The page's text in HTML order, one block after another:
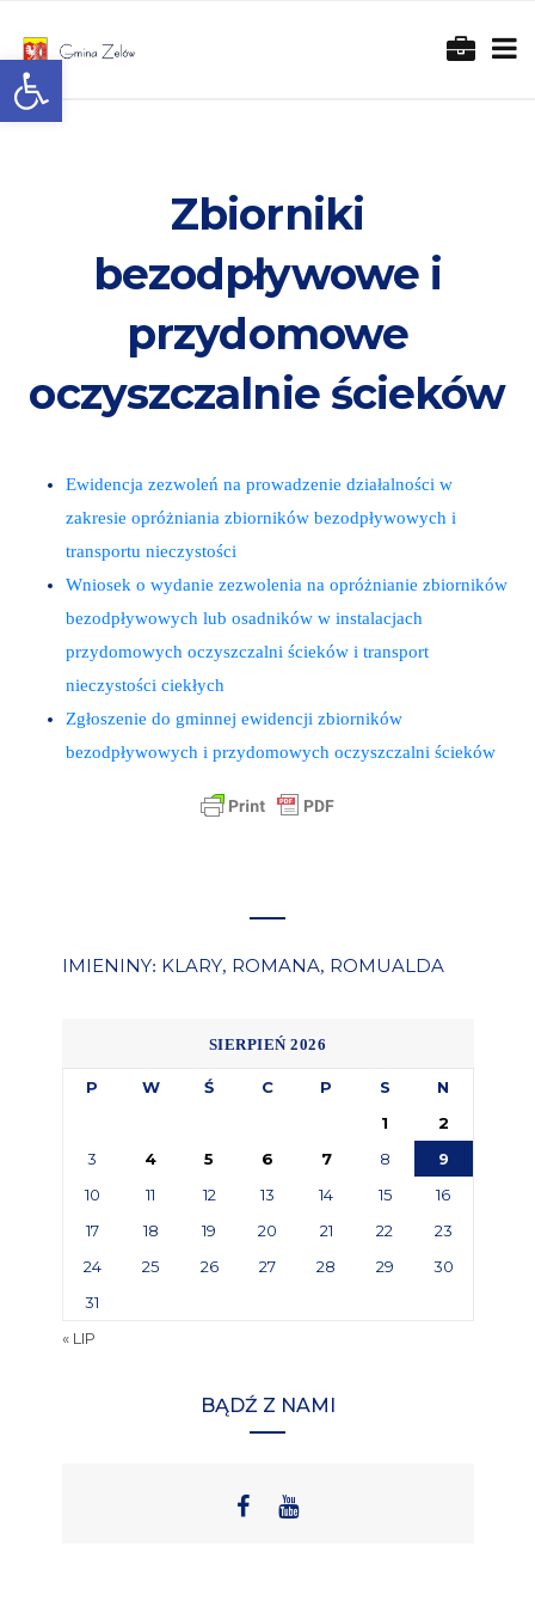
Otwórz pasek narzędzi
Zbiorniki
bezodpływowe i
przydomowe
oczyszczalnie ścieków
Ewidencja zezwoleń na prowadzenie działalności w
zakresie opróżniania zbiorników bezodpływowych i
transportu nieczystości
Wniosek o wydanie zezwolenia na opróżnianie zbiorników
bezodpływowych lub osadników w instalacjach
przydomowych oczyszczalni ścieków i transport
nieczystości ciekłych
Zgłoszenie do gminnej ewidencji zbiorników
bezodpływowych i przydomowych oczyszczalni ścieków
IMIENINY: KLARY, ROMANA, ROMUALDA
SIERPIEŃ 2026
P W Ś C P S
N
1
2
3
4 5 6 7 8
9
10
11 12 13 14 15
16
17
18 19 20 21 22
23
24
25 26 27 28 29
30
31
« LIP
BĄDŹ Z NAMI